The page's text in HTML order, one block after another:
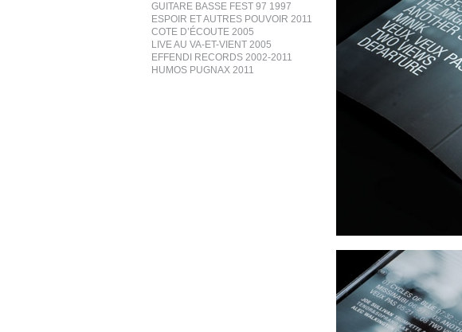
GUITARE BASSE FEST 97 1997
ESPOIR ET AUTRES POUVOIR 2011
COTE D’ÉCOUTE 2005
LIVE AU VA-ET-VIENT 2005
EFFENDI RECORDS 2002-2011
HUMOS PUGNAX 2011